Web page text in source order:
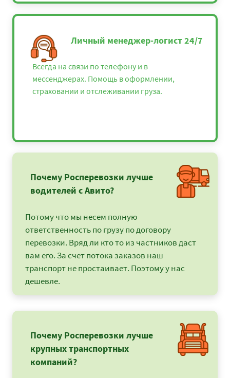
Личный менеджер-логист 24/7
Всегда на связи по телефону и в
мессенджерах. Помощь в оформлении,
страховании и отслеживании груза.
Почему Росперевозки лучше
водителей с Авито?
Потому что мы несем полную
ответственность по грузу по договору
перевозки. Вряд ли кто то из частников даст
вам его. За счет потока заказов наш
транспорт не простаивает. Поэтому у нас
дешевле.
Почему Росперевозки лучше
крупных транспортных
компаний?